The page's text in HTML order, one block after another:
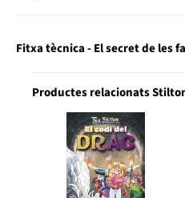
Fitxa tècnica - El secret de les
Productes relacionats